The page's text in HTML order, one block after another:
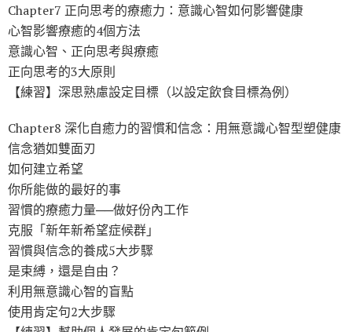
Chapter7 正向思考的療癒力：意識心智如何影響健康
心智影響療癒的4個方法
意識心智、正向思考與療癒
正向思考的3大原則
【練習】深思熟慮設定目標（以設定飲食目標為例）
Chapter8 深化自癒力的習慣和信念：用無意識心智型塑健康
信念猶如雙面刃
如何建立希望
你所能做的最好的事
習慣的療癒力量──做好份內工作
克服「新年新希望症候群」
習慣與信念的養成5大步驟
是束縛，還是自由？
利用無意識心智的盲點
使用肯定句2大步驟